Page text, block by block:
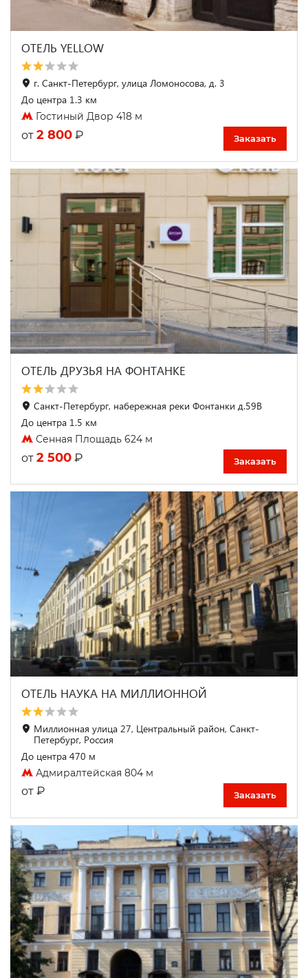
ОТЕЛЬ YELLOW
г. Санкт-Петербург, улица Ломоносова, д. 3
До центра 1.3 км
Гостиный Двор 418 м
от 2 800 ₽ Заказать
ОТЕЛЬ ДРУЗЬЯ НА ФОНТАНКЕ
Санкт-Петербург, набережная реки Фонтанки д.59В
До центра 1.5 км
Сенная Площадь 624 м
от 2 500 ₽ Заказать
ОТЕЛЬ НАУКА НА МИЛЛИОННОЙ
Миллионная улица 27, Центральный район, Санкт-
Петербург, Россия
До центра 470 м
Адмиралтейская 804 м
от ₽ Заказать